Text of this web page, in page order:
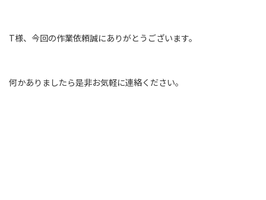
T様、今回の作業依頼誠にありがとうございます。
何かありましたら是非お気軽に連絡ください。